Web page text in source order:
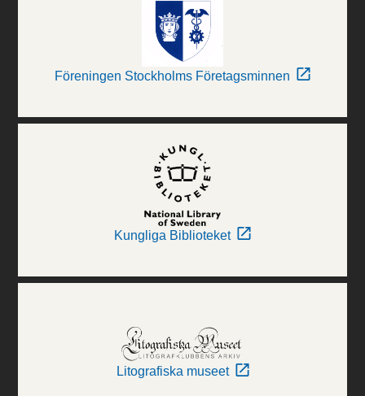
Föreningen Stockholms Företagsminnen
Kungliga Biblioteket
Litografiska museet